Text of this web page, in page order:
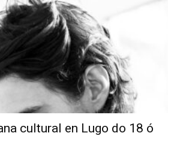
cultural en Lugo do 18 ó